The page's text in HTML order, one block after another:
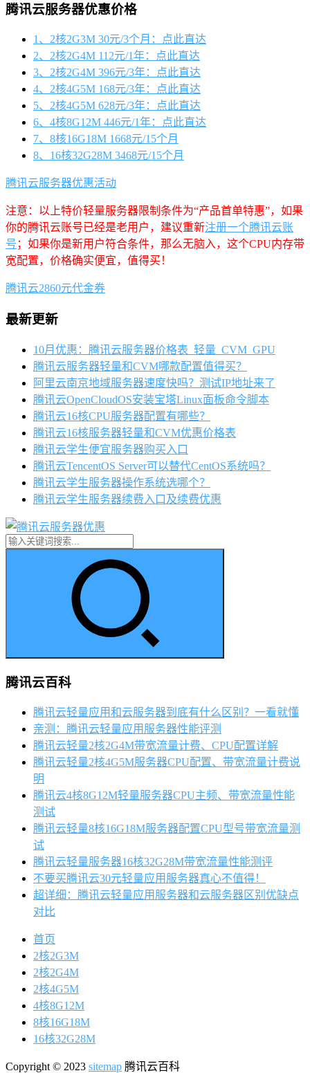
腾讯云服务器优惠价格
1、2核2G3M 30元/3个月：点此直达
2、2核2G4M 112元/1年：点此直达
3、2核2G4M 396元/3年：点此直达
4、2核4G5M 168元/3年：点此直达
5、2核4G5M 628元/3年：点此直达
6、4核8G12M 446元/1年：点此直达
7、8核16G18M 1668元/15个月
8、16核32G28M 3468元/15个月
腾讯云服务器优惠活动
注意：以上特价轻量服务器限制条件为“产品首单特惠”，如果
你的腾讯云账号已经是老用户，建议重新注册一个腾讯云账
号 ；如果你是新用户符合条件，那么无脑入，这个CPU内存带
宽配置，价格确实便宜，值得买！
腾讯云2860元代金券
最新更新
10月优惠：腾讯云服务器价格表_轻量_CVM_GPU
腾讯云服务器轻量和CVM哪款配置值得买？
阿里云南京地域服务器速度快吗？测试IP地址来了
腾讯云OpenCloudOS安装宝塔Linux面板命令脚本
腾讯云16核CPU服务器配置有哪些？
腾讯云16核服务器轻量和CVM优惠价格表
腾讯云学生便宜服务器购买入口
腾讯云TencentOS Server可以替代CentOS系统吗？
腾讯云学生服务器操作系统选哪个？
腾讯云学生服务器续费入口及续费优惠
腾讯云百科
腾讯云轻量应用和云服务器到底有什么区别？一看就懂
亲测：腾讯云轻量应用服务器性能评测
腾讯云轻量2核2G4M带宽流量计费、CPU配置详解
腾讯云轻量2核4G5M服务器CPU配置、带宽流量计费说
明
腾讯云4核8G12M轻量服务器CPU主频、带宽流量性能
测试
腾讯云轻量8核16G18M服务器配置CPU型号带宽流量测
试
腾讯云轻量服务器16核32G28M带宽流量性能测评
不要买腾讯云30元轻量应用服务器真心不值得！
超详细：腾讯云轻量应用服务器和云服务器区别优缺点
对比
首页
2核2G3M
2核2G4M
2核4G5M
4核8G12M
8核16G18M
16核32G28M
Copyright © 2023 sitemap 腾讯云百科